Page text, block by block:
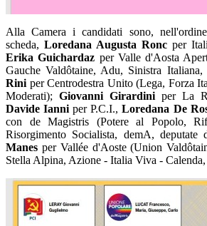
Alla Camera i candidati sono,
scheda, Loredana Augusta Ronc per
Erika Guichardaz per Valle d'Aosta
Gauche Valdôtaine, Adu, Sinistra Italiana,
Riniper Centrodestra Unito (Lega, Forza
Moderati); Giovanni Girardiniper La
Davide Ianniper P.C.I.,Loredana De
con de Magistris (Potere al Popolo,
Risorgimento Socialista, demA, deputate
Manes per Vallée d'Aoste (Union
Stella Alpina, Azione - Italia Viva -